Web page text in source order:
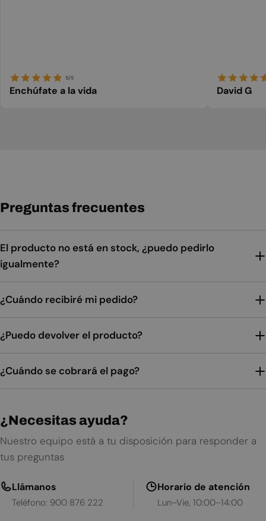
5/5
Enchúfate a la vida David G
Preguntas frecuentes
El producto no está en stock, ¿puedo pedirlo
igualmente?
¿Cuándo recibiré mi pedido?
¿Puedo devolver el producto?
¿Cuándo se cobrará el pago?
¿Necesitas ayuda?
Nuestro equipo está a tu disposición para responder a
tus preguntas
Llámanos
Teléfono: 900 876 222
Horario de atención
Lun–Vie, 10:00–14:00